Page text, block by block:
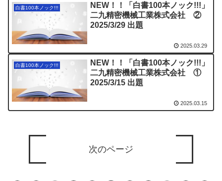
白書100本ノック!!!
NEW！！「白書100本ノック!!!」
二九精密機械工業株式会社 ②
2025/3/29 出題
2025.03.29
白書100本ノック!!!
NEW！！「白書100本ノック!!!」
二九精密機械工業株式会社 ①
2025/3/15 出題
2025.03.15
次のページ